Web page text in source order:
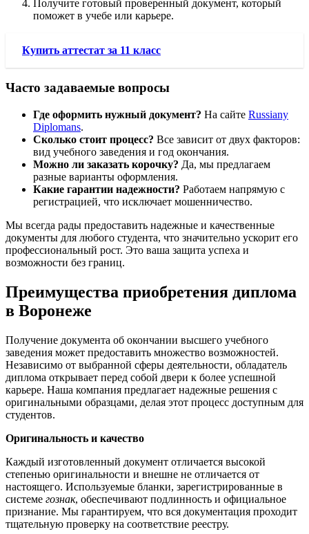
Получите готовый проверенный документ, который
поможет в учебе или карьере.
Купить аттестат за 11 класс
Часто задаваемые вопросы
Где оформить нужный документ? На сайте Russiany
Diplomans.
Сколько стоит процесс? Все зависит от двух факторов:
вид учебного заведения и год окончания.
Можно ли заказать корочку? Да, мы предлагаем
разные варианты оформления.
Какие гарантии надежности? Работаем напрямую с
регистрацией, что исключает мошенничество.
Мы всегда рады предоставить надежные и качественные
документы для любого студента, что значительно ускорит его
профессиональный рост. Это ваша защита успеха и
возможности без границ.
Преимущества приобретения диплома
в Воронеже
Получение документа об окончании высшего учебного
заведения может предоставить множество возможностей.
Независимо от выбранной сферы деятельности, обладатель
диплома открывает перед собой двери к более успешной
карьере. Наша компания предлагает надежные решения с
оригинальными образцами, делая этот процесс доступным для
студентов.
Оригинальность и качество
Каждый изготовленный документ отличается высокой
степенью оригинальности и внешне не отличается от
настоящего. Используемые бланки, зарегистрированные в
системе гознак, обеспечивают подлинность и официальное
признание. Мы гарантируем, что вся документация проходит
тщательную проверку на соответствие реестру.